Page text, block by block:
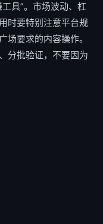
具”。市场波动、杠
时要特别注意平台规
场要求的内容操作。
分批验证，不要因为